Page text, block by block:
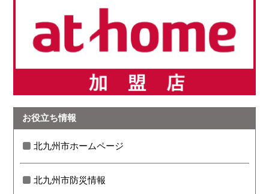
お役立ち情報
北九州市ホームページ
北九州市防災情報